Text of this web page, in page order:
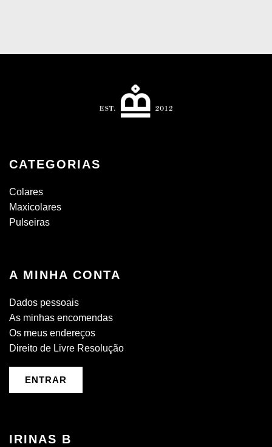
CATEGORIAS
Colares
Maxicolares
Pulseiras
A MINHA CONTA
Dados pessoais
As minhas encomendas
Os meus endereços
Direito de Livre Resolução
ENTRAR
IRINAS B